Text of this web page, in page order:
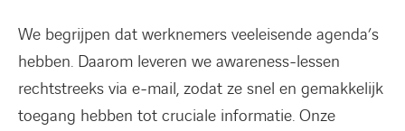
We begrijpen dat werknemers veeleisende agenda’s
hebben. Daarom leveren we awareness-lessen
rechtstreeks via e-mail, zodat ze snel en gemakkelijk
toegang hebben tot cruciale informatie. Onze